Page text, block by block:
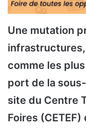
Une mutation
infrastructures,
comme les
port de la
site du Centre
Foires